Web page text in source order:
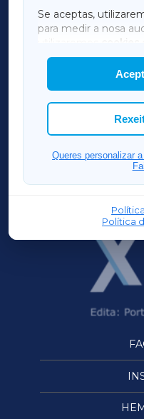
Se aceptas,
para medir a nosa
utilizaremos
mostrar publicidade
Así mesmo, podes
cookies que
Queres personalizar
Política